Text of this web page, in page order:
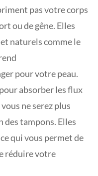
pas votre corps
ou de gêne. Elles
naturels comme le
pour votre peau.
absorber les flux
ne serez plus
des tampons. Elles
qui vous permet de
réduire votre